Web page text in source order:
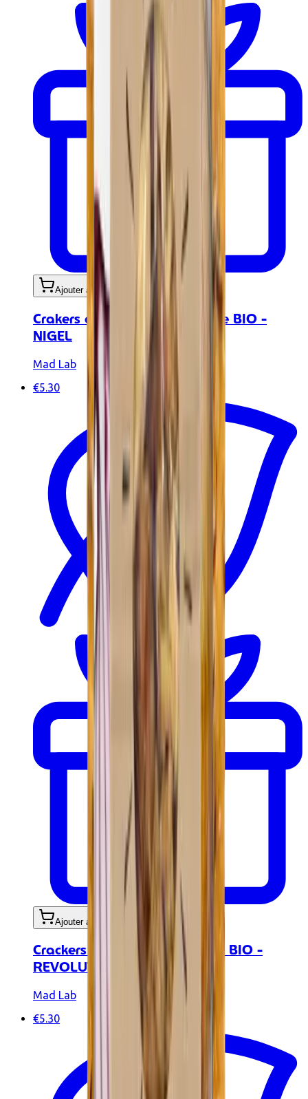
Ajouter au panier
Crakers aux Graines de Nigelle BIO -
NIGEL
Mad Lab
€5.30
Ajouter au panier
Crackers à la tomate et basilic BIO -
REVOLUTION 909
Mad Lab
€5.30